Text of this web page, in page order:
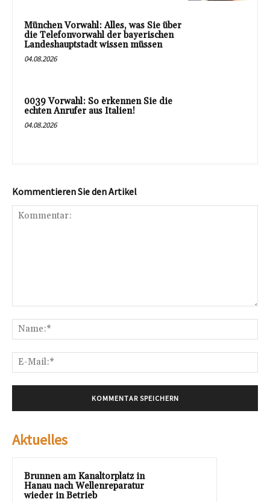
München Vorwahl: Alles, was Sie über
die Telefonvorwahl der bayerischen
Landeshauptstadt wissen müssen
04.08.2026
0039 Vorwahl: So erkennen Sie die
echten Anrufer aus Italien!
04.08.2026
Kommentieren Sie den Artikel
Aktuelles
Brunnen am Kanaltorplatz in
Hanau nach Wellenreparatur
wieder in Betrieb